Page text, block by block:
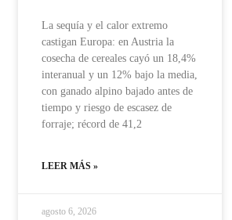
La sequía y el calor extremo
castigan Europa: en Austria la
cosecha de cereales cayó un 18,4%
interanual y un 12% bajo la media,
con ganado alpino bajado antes de
tiempo y riesgo de escasez de
forraje; récord de 41,2
LEER MÁS »
agosto 6, 2026